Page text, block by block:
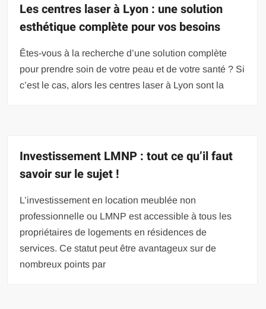
Les centres laser à Lyon : une solution
esthétique complète pour vos besoins
Êtes-vous à la recherche d’une solution complète
pour prendre soin de votre peau et de votre santé ? Si
c’est le cas, alors les centres laser à Lyon sont la
Investissement LMNP : tout ce qu’il faut
savoir sur le sujet !
L’investissement en location meublée non
professionnelle ou LMNP est accessible à tous les
propriétaires de logements en résidences de
services. Ce statut peut être avantageux sur de
nombreux points par